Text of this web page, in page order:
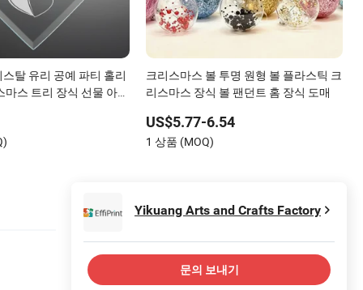
탈 유리 공예 파티 홀리
마스 트리 장식 선물 아이
크리스마스 볼 투명 원형 볼 플라스틱 크
리스마스 장식 볼 팬던트 홈 장식 도매
US$5.77-6.54
1 상품 (MOQ)
Yikuang Arts and Crafts Factory
문의 보내기